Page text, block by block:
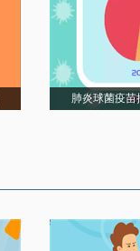
肺炎球菌疫